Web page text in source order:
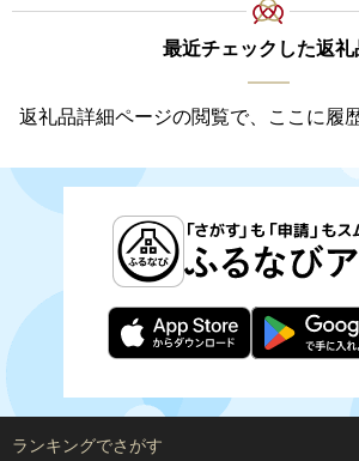
最近チェックした返礼
返礼品詳細ページの閲覧で、ここに履
ランキングでさがす